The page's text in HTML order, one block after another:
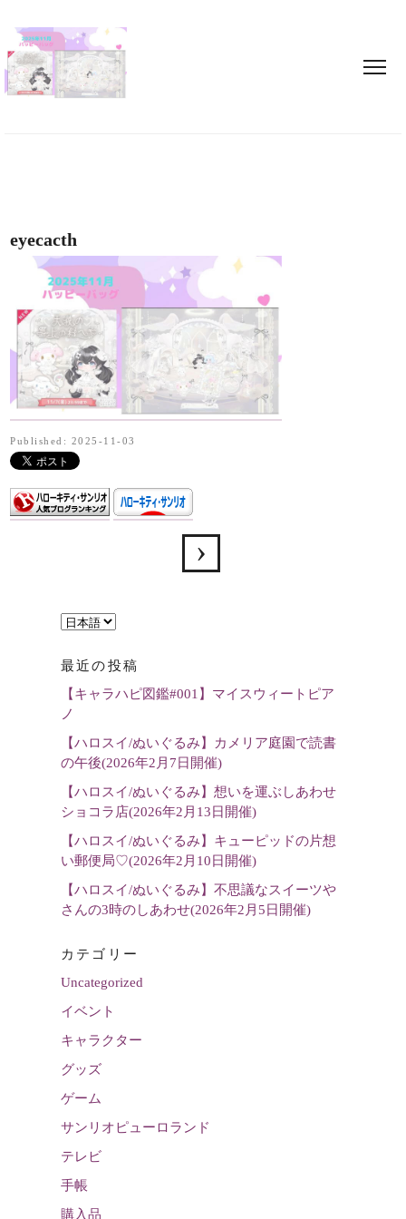
eyecacth
Published: 2025-11-03
言
を
選
最近の投稿
【キャラハピ図鑑#001】マイスウィートピア
ノ
【ハロスイ/ぬいぐるみ】カメリア庭園で読書
の午後(2026年2月7日開催)
【ハロスイ/ぬいぐるみ】想いを運ぶしあわせ
ショコラ店(2026年2月13日開催)
【ハロスイ/ぬいぐるみ】キューピッドの片想
い郵便局♡(2026年2月10日開催)
【ハロスイ/ぬいぐるみ】不思議なスイーツや
さんの3時のしあわせ(2026年2月5日開催)
カテゴリー
Uncategorized
イベント
キャラクター
グッズ
ゲーム
サンリオピューロランド
テレビ
手帳
購入品